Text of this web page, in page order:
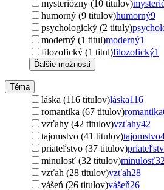
mysteriózny (10 titulov)
humorný (9 titulov)humorný9
psychologický (2 tituly)
moderný (1 titul)moderný1
filozofický (1 titul)filozofický1
Ďalšie možnosti
Téma
láska (116 titulov)láska116
romantika (67 titulov)romantika
vzťahy (42 titulov)vzťahy42
tajomstvo (41 titulov)tajomstvo
priateľstvo (37 titulov)
minulosť (32 titulov)minulosť32
vzťah (28 titulov)vzťah28
vášeň (26 titulov)vášeň26